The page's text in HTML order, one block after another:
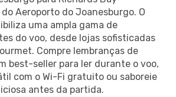
Aeroporto do Joanesburgo. O
uma ampla gama de
do voo, desde lojas sofisticadas
Compre lembranças de
best-seller para ler durante o voo,
com o Wi-Fi gratuito ou saboreie
antes da partida.